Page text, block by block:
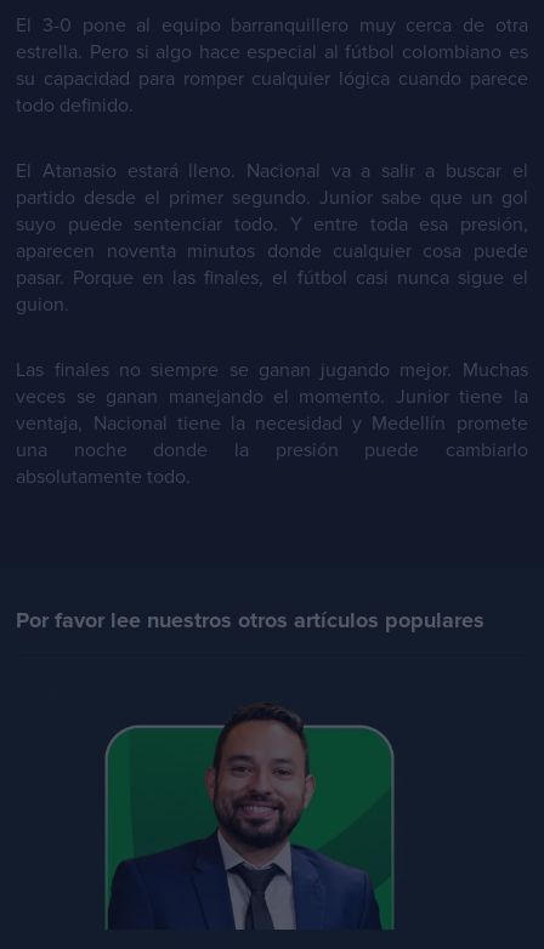
El 3-0 pone al equipo barranquillero muy cerca de otra
estrella. Pero si algo hace especial al fútbol colombiano es
su capacidad para romper cualquier lógica cuando parece
todo definido.
El Atanasio estará lleno. Nacional va a salir a buscar el
partido desde el primer segundo. Junior sabe que un gol
suyo puede sentenciar todo. Y entre toda esa presión,
aparecen noventa minutos donde cualquier cosa puede
pasar. Porque en las finales, el fútbol casi nunca sigue el
guion.
Las finales no siempre se ganan jugando mejor. Muchas
veces se ganan manejando el momento. Junior tiene la
ventaja, Nacional tiene la necesidad y Medellín promete
una noche donde la presión puede cambiarlo
absolutamente todo.
Por favor lee nuestros otros artículos populares